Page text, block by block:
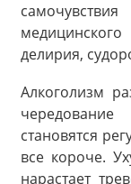
делирия,
Алкоголизм
становятся
все короче.
нарастает